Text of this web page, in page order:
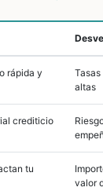
rápida y
altas
crediticio
tu
valor